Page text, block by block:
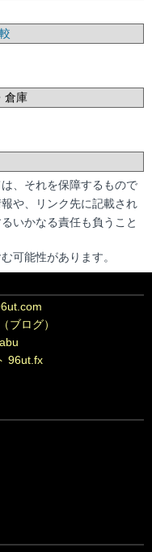
倉庫
、それを保障するもので
や、リンク先に記載され
いかなる責任も負うこと
可能性があります。
ブログ）
96ut.fx